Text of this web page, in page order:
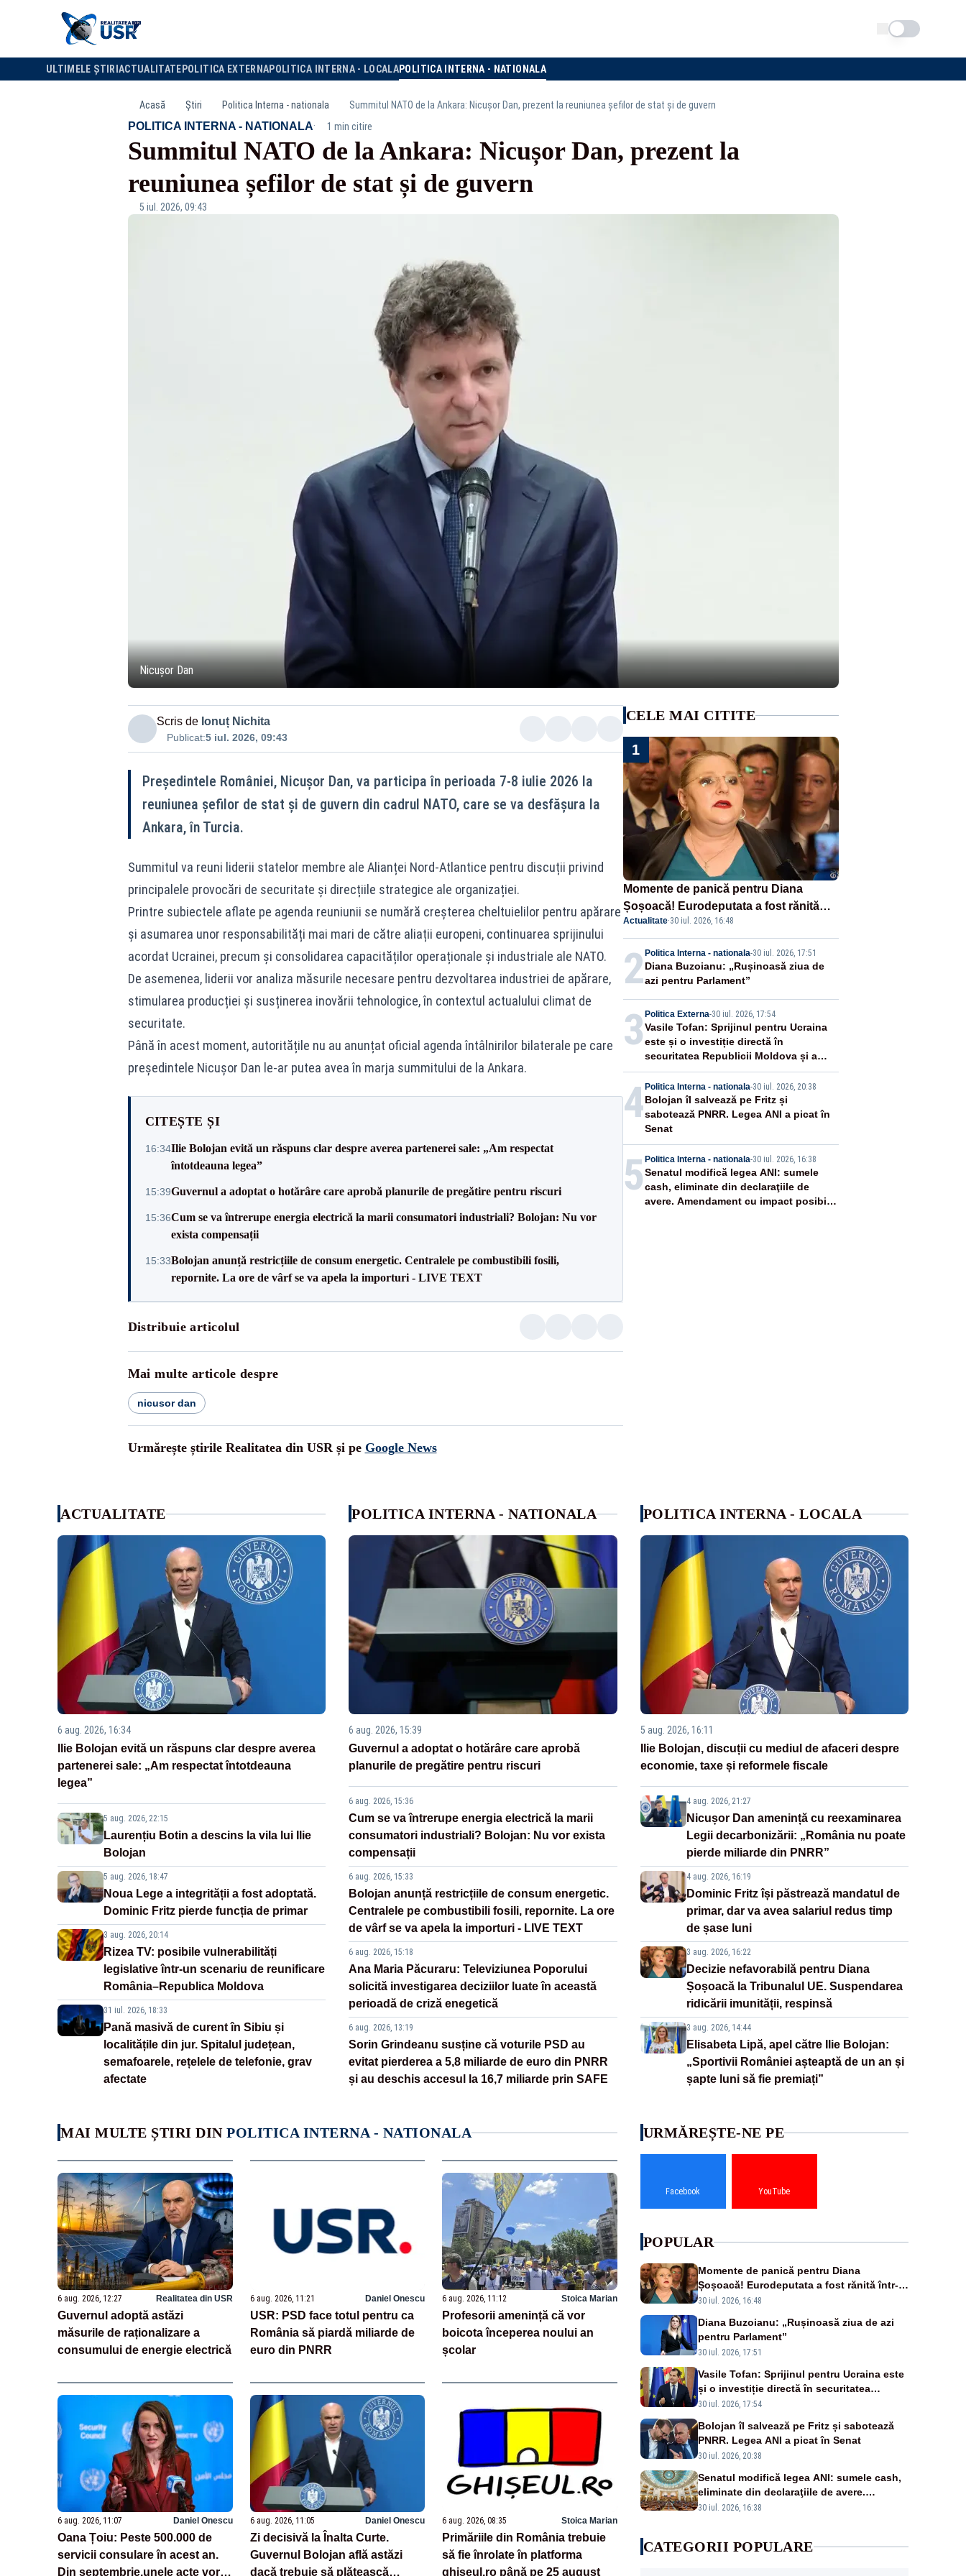
Schimba tema
ULTIMELE ȘTIRI ACTUALITATE POLITICA EXTERNAPOLITICA INTERNA - LOCALAPOLITICA INTERNA - NATIONALA
Acasă Știri Politica Interna - nationala Summitul NATO de la Ankara: Nicușor Dan, prezent la reuniunea șefilor de stat și de guvern
POLITICA INTERNA - NATIONALA· 1 min citire
Summitul NATO de la Ankara: Nicușor Dan, prezent la
reuniunea șefilor de stat și de guvern
5 iul. 2026, 09:43
Nicușor Dan
Scris de Ionuț Nichita
Publicat:5 iul. 2026, 09:43
Președintele României, Nicușor Dan, va participa în perioada 7-8 iulie 2026 la
reuniunea șefilor de stat și de guvern din cadrul NATO, care se va desfășura la
Ankara, în Turcia.
Summitul va reuni liderii statelor membre ale Alianței Nord-Atlantice pentru discuții privind
principalele provocări de securitate și direcțiile strategice ale organizației.
Printre subiectele aflate pe agenda reuniunii se numără creșterea cheltuielilor pentru apărare
și asumarea unor responsabilități mai mari de către aliații europeni, continuarea sprijinului
acordat Ucrainei, precum și consolidarea capacităților operaționale și industriale ale NATO.
De asemenea, liderii vor analiza măsurile necesare pentru dezvoltarea industriei de apărare,
stimularea producției și susținerea inovării tehnologice, în contextul actualului climat de
securitate.
Până în acest moment, autoritățile nu au anunțat oficial agenda întâlnirilor bilaterale pe care
președintele Nicușor Dan le-ar putea avea în marja summitului de la Ankara.
CITEȘTE ȘI
16:34Ilie Bolojan evită un răspuns clar despre averea partenerei sale: „Am respectat
întotdeauna legea”
15:39Guvernul a adoptat o hotărâre care aprobă planurile de pregătire pentru riscuri
15:36Cum se va întrerupe energia electrică la marii consumatori industriali? Bolojan: Nu vor
exista compensații
15:33Bolojan anunță restricțiile de consum energetic. Centralele pe combustibili fosili,
repornite. La ore de vârf se va apela la importuri - LIVE TEXT
Distribuie articolul
Mai multe articole despre
nicusor dan
Urmărește știrile Realitatea din USR și pe Google News
CELE MAI CITITE
1
Momente de panică pentru Diana
Șoșoacă! Eurodeputata a fost rănită
într-un accident rutier
Actualitate·30 iul. 2026, 16:48
2 Politica Interna - nationala-30 iul. 2026, 17:51
Diana Buzoianu: „Rușinoasă ziua de
azi pentru Parlament”
3 Politica Externa-30 iul. 2026, 17:54
Vasile Tofan: Sprijinul pentru Ucraina
este și o investiție directă în
securitatea Republicii Moldova și a
întregii regiuni
4 Politica Interna - nationala-30 iul. 2026, 20:38
Bolojan îl salvează pe Fritz și
sabotează PNRR. Legea ANI a picat în
Senat
5 Politica Interna - nationala-30 iul. 2026, 16:38
Senatul modifică legea ANI: sumele
cash, eliminate din declaraţiile de
avere. Amendament cu impact posibil
ACTUALITATE
6 aug. 2026, 16:34
Ilie Bolojan evită un răspuns clar despre averea
partenerei sale: „Am respectat întotdeauna
legea”
5 aug. 2026, 22:15
Laurențiu Botin a descins la vila lui Ilie
Bolojan
5 aug. 2026, 18:47
Noua Lege a integrității a fost adoptată.
Dominic Fritz pierde funcția de primar
3 aug. 2026, 20:14
Rizea TV: posibile vulnerabilități
legislative într-un scenariu de reunificare
România–Republica Moldova
31 iul. 2026, 18:33
Pană masivă de curent în Sibiu și
localitățile din jur. Spitalul județean,
semafoarele, rețelele de telefonie, grav
afectate
POLITICA INTERNA - NATIONALA
6 aug. 2026, 15:39
Guvernul a adoptat o hotărâre care aprobă
planurile de pregătire pentru riscuri
6 aug. 2026, 15:36
Cum se va întrerupe energia electrică la marii
consumatori industriali? Bolojan: Nu vor exista
compensații
6 aug. 2026, 15:33
Bolojan anunță restricțiile de consum energetic.
Centralele pe combustibili fosili, repornite. La ore
de vârf se va apela la importuri - LIVE TEXT
6 aug. 2026, 15:18
Ana Maria Păcuraru: Televiziunea Poporului
solicită investigarea deciziilor luate în această
perioadă de criză enegetică
6 aug. 2026, 13:19
Sorin Grindeanu susține că voturile PSD au
evitat pierderea a 5,8 miliarde de euro din PNRR
și au deschis accesul la 16,7 miliarde prin SAFE
POLITICA INTERNA - LOCALA
5 aug. 2026, 16:11
Ilie Bolojan, discuții cu mediul de afaceri despre
economie, taxe și reformele fiscale
4 aug. 2026, 21:27
Nicușor Dan amenință cu reexaminarea
Legii decarbonizării: „România nu poate
pierde miliarde din PNRR”
4 aug. 2026, 16:19
Dominic Fritz își păstrează mandatul de
primar, dar va avea salariul redus timp
de șase luni
3 aug. 2026, 16:22
Decizie nefavorabilă pentru Diana
Șoșoacă la Tribunalul UE. Suspendarea
ridicării imunității, respinsă
3 aug. 2026, 14:44
Elisabeta Lipă, apel către Ilie Bolojan:
„Sportivii României așteaptă de un an și
șapte luni să fie premiați”
MAI MULTE ȘTIRI DIN POLITICA INTERNA - NATIONALA
6 aug. 2026, 12:27 Realitatea din USR
Guvernul adoptă astăzi
măsurile de raționalizare a
consumului de energie electrică
6 aug. 2026, 11:21 Daniel Onescu
USR: PSD face totul pentru ca
România să piardă miliarde de
euro din PNRR
6 aug. 2026, 11:12 Stoica Marian
Profesorii amenință că vor
boicota începerea noului an
școlar
6 aug. 2026, 11:07 Daniel Onescu
Oana Țoiu: Peste 500.000 de
servicii consulare în acest an.
Din septembrie,unele acte vor fi
6 aug. 2026, 11:05 Daniel Onescu
Zi decisivă la Înalta Curte.
Guvernul Bolojan află astăzi
dacă trebuie să plătească
6 aug. 2026, 08:35 Stoica Marian
Primăriile din România trebuie
să fie înrolate în platforma
ghiseul.ro până pe 25 august
URMĂREȘTE-NE PE
Facebook YouTube
POPULAR
Momente de panică pentru Diana
Șoșoacă! Eurodeputata a fost rănită într-
un accident rutier
30 iul. 2026, 16:48
Diana Buzoianu: „Rușinoasă ziua de azi
pentru Parlament”
30 iul. 2026, 17:51
Vasile Tofan: Sprijinul pentru Ucraina este
și o investiție directă în securitatea
Republicii Moldova și a întregii regiuni
30 iul. 2026, 17:54
Bolojan îl salvează pe Fritz și sabotează
PNRR. Legea ANI a picat în Senat
30 iul. 2026, 20:38
Senatul modifică legea ANI: sumele cash,
eliminate din declaraţiile de avere.
Amendament cu impact posibil asupra lui
30 iul. 2026, 16:38
CATEGORII POPULARE